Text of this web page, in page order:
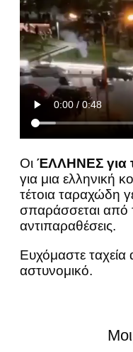
Οι ΈΛΛΗΝΕΣ για
για μια ελληνική
τέτοια ταραχώδη
σπαράσσεται από
αντιπαραθέσεις.
Ευχόμαστε
αστυνομικό.